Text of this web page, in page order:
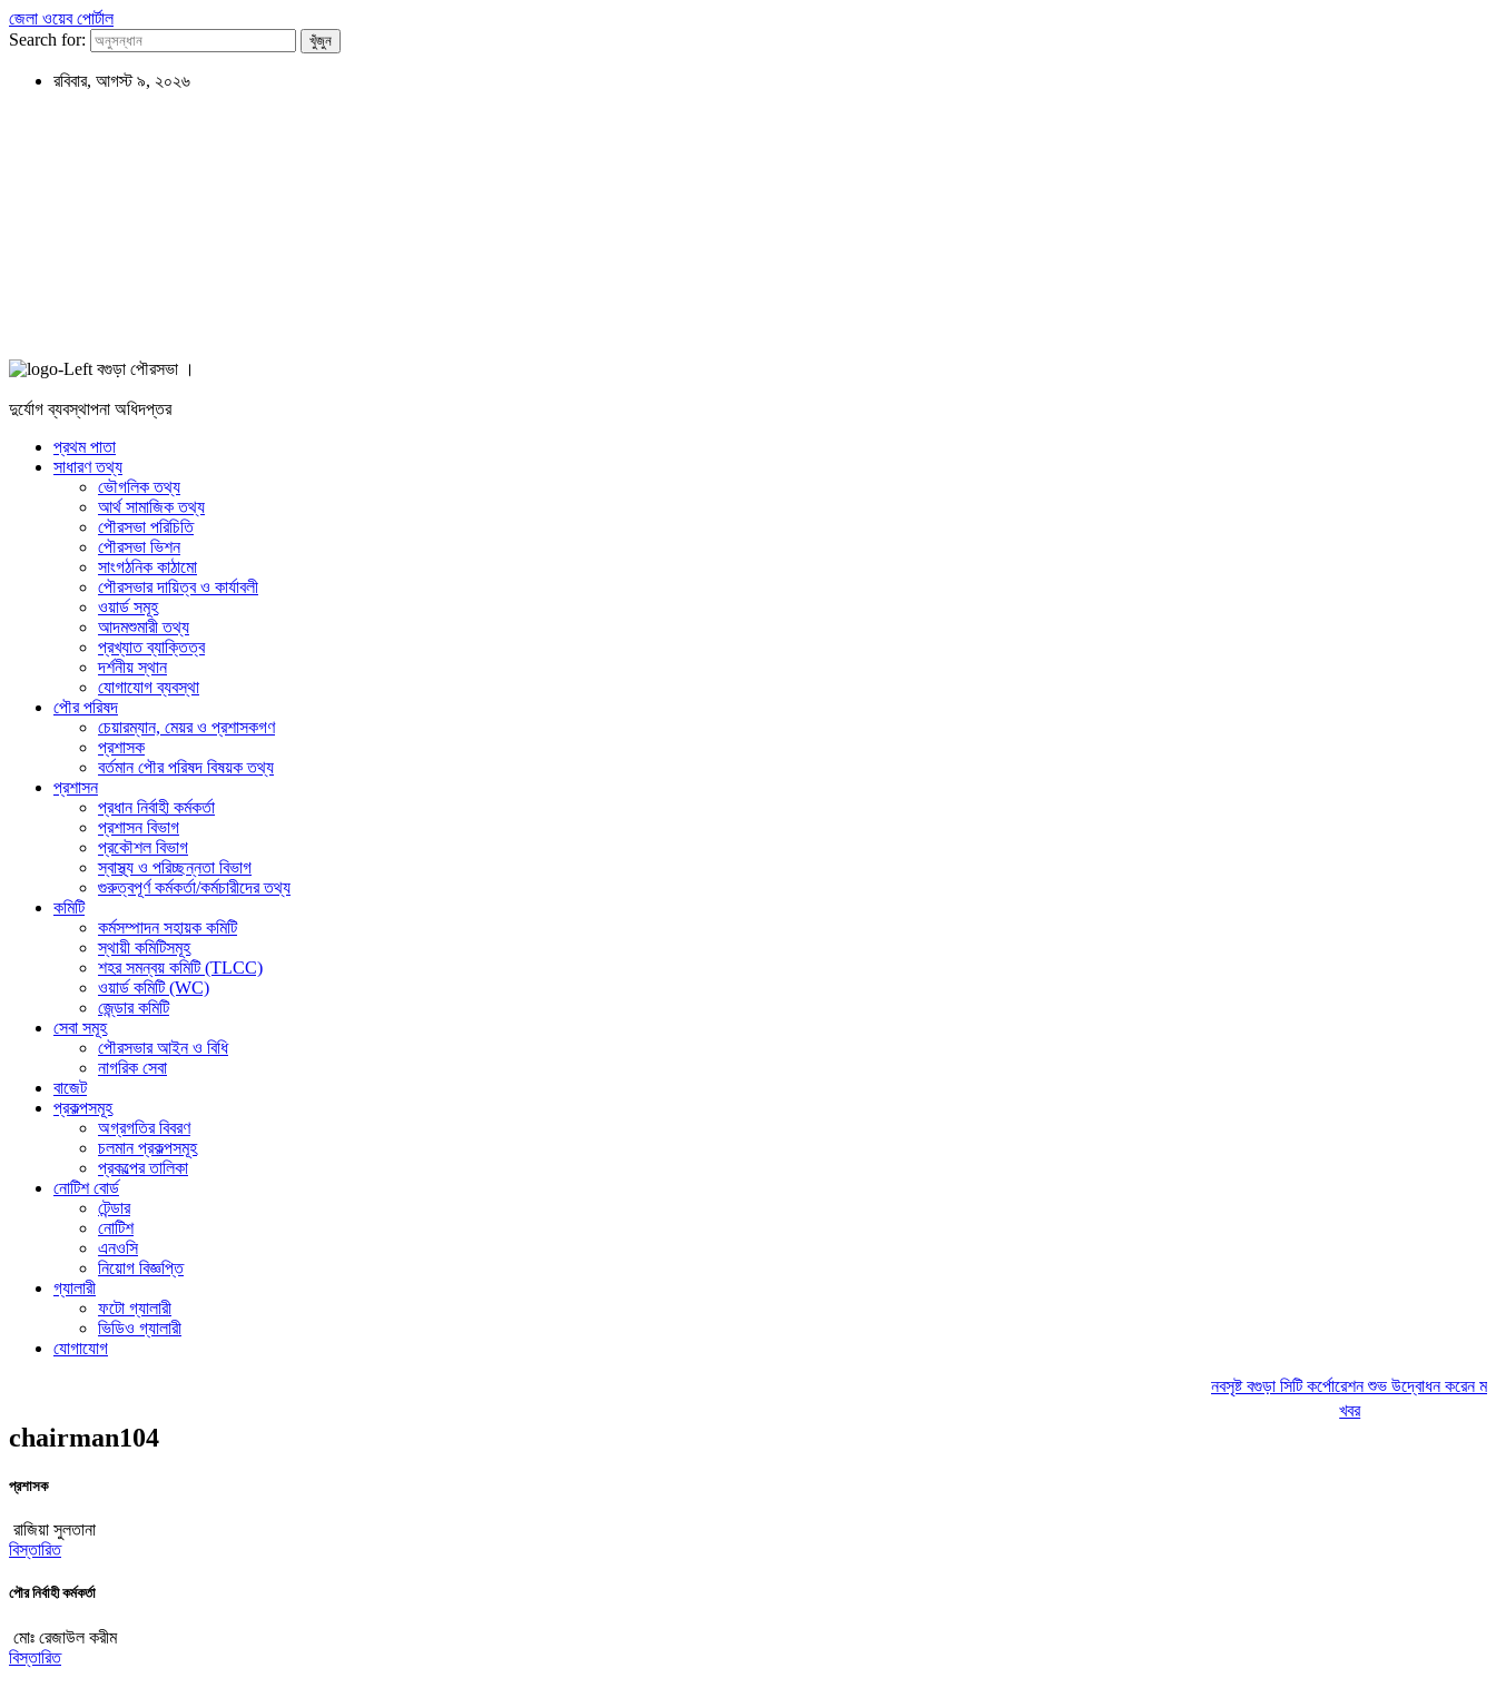
জেলা ওয়েব পোর্টাল
Search for:
রবিবার, আগস্ট ৯, ২০২৬
বগুড়া পৌরসভা ।
দুর্যোগ ব্যবস্থাপনা অধিদপ্তর
প্রথম পাতা
সাধারণ তথ্য
ভৌগলিক তথ্য
আর্থ সামাজিক তথ্য
পৌরসভা পরিচিতি
পৌরসভা ভিশন
সাংগঠনিক কাঠামো
পৌরসভার দায়িত্ব ও কার্যাবলী
ওয়ার্ড সমূহ
আদমশুমারী তথ্য
প্রখ্যাত ব্যাক্তিত্ব
দর্শনীয় স্থান
যোগাযোগ ব্যবস্থা
পৌর পরিষদ
চেয়ারম্যান, মেয়র ও প্রশাসকগণ
প্রশাসক
বর্তমান পৌর পরিষদ বিষয়ক তথ্য
প্রশাসন
প্রধান নির্বাহী কর্মকর্তা
প্রশাসন বিভাগ
প্রকৌশল বিভাগ
স্বাস্থ্য ও পরিচ্ছন্নতা ‍বিভাগ
গুরুত্বপূর্ণ কর্মকর্তা/কর্মচারীদের তথ্য
কমিটি
কর্মসম্পাদন সহায়ক কমিটি
স্থায়ী কমিটিসমূহ
শহর সমন্বয় কমিটি (TLCC)
ওয়ার্ড কমিটি (WC)
জে্ন্ডার কমিটি
সেবা সমূহ
পৌরসভার আইন ও বিধি
নাগরিক সেবা
বাজেট
প্রকল্পসমূহ
অগ্রগতির বিবরণ
চলমান প্রকল্পসমূহ
প্রকল্পের তালিকা
নোটিশ বোর্ড
টেন্ডার
নোটিশ
এনওসি
নিয়োগ বিজ্ঞপ্তি
গ্যালারী
ফটো গ্যালারী
ভিডিও গ্যালারী
যোগাযোগ
নবসৃষ্ট বগুড়া সিটি কর্পোরেশন শুভ উদ্বোধন করেন মাননীয়
খবর
chairman104
প্রশাসক
রাজিয়া সুলতানা
বিস্তারিত
পৌর নির্বাহী কর্মকর্তা
মোঃ রেজাউল করীম
বিস্তারিত